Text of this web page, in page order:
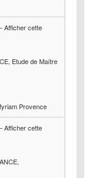
Afficher cette
Etude de Maître
Provence
Afficher cette